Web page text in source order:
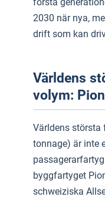
2030 när nya,
drift som kan
Världens
volym:
Världens
tonnage) är inte
byggfartyget
schweiziska